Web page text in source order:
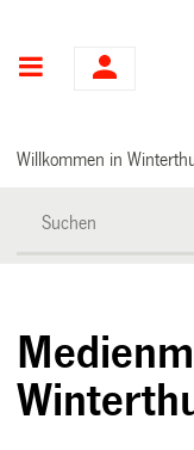
Willkommen in